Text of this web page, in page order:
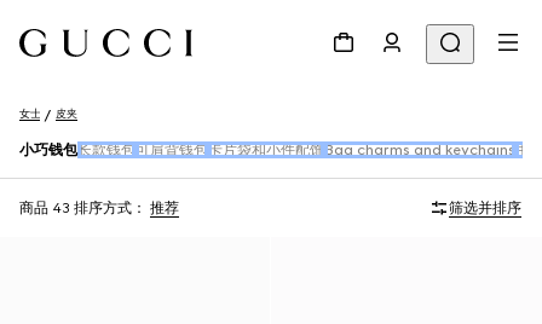
女士 皮夹
小巧钱包长款钱包 可肩背钱包 卡片袋和小件配饰 Bag charms and keychains 手
商品 43 排序方式： 推荐 筛选并排序